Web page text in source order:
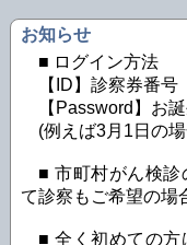
お知らせ
■ ログイン方法
【ID】診察券番号
【Password】お
(例えば3月1日の場
■ 市町村がん検診
て診察もご希望の場
■ 全く初めての方